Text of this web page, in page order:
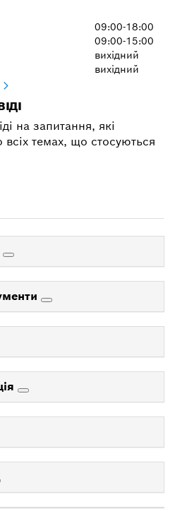
09:00-18:00
09:00-15:00
вихідний
вихідний
на запитання, які
всіх темах, що стосуються